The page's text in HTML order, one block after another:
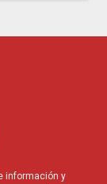
información y